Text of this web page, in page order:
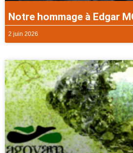
Notre hommage à Edgar
2 juin 2026